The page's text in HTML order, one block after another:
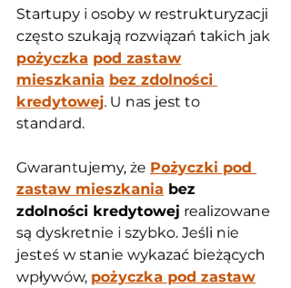
Startupy i osoby w restrukturyzacji
często szukają rozwiązań takich jak
pożyczka pod zastaw
mieszkania bez zdolności
kredytowej. U nas jest to
standard.
Gwarantujemy, że Pożyczki pod
zastaw mieszkania bez
zdolności kredytowej realizowane
są dyskretnie i szybko. Jeśli nie
jesteś w stanie wykazać bieżących
wpływów, pożyczka pod zastaw